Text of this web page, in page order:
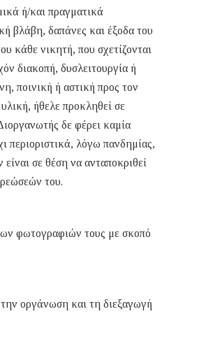
ή/και πραγματικά
βλάβη, δαπάνες και έξοδα του
κάθε νικητή, που σχετίζονται
διακοπή, δυσλειτουργία ή
ποινική ή αστική προς τον
ήθελε προκληθεί σε
δε φέρει καμία
περιοριστικά, λόγω πανδημίας,
σε θέση να ανταποκριθεί
του.
φωτογραφιών τους με σκοπό
οργάνωση και τη διεξαγωγή